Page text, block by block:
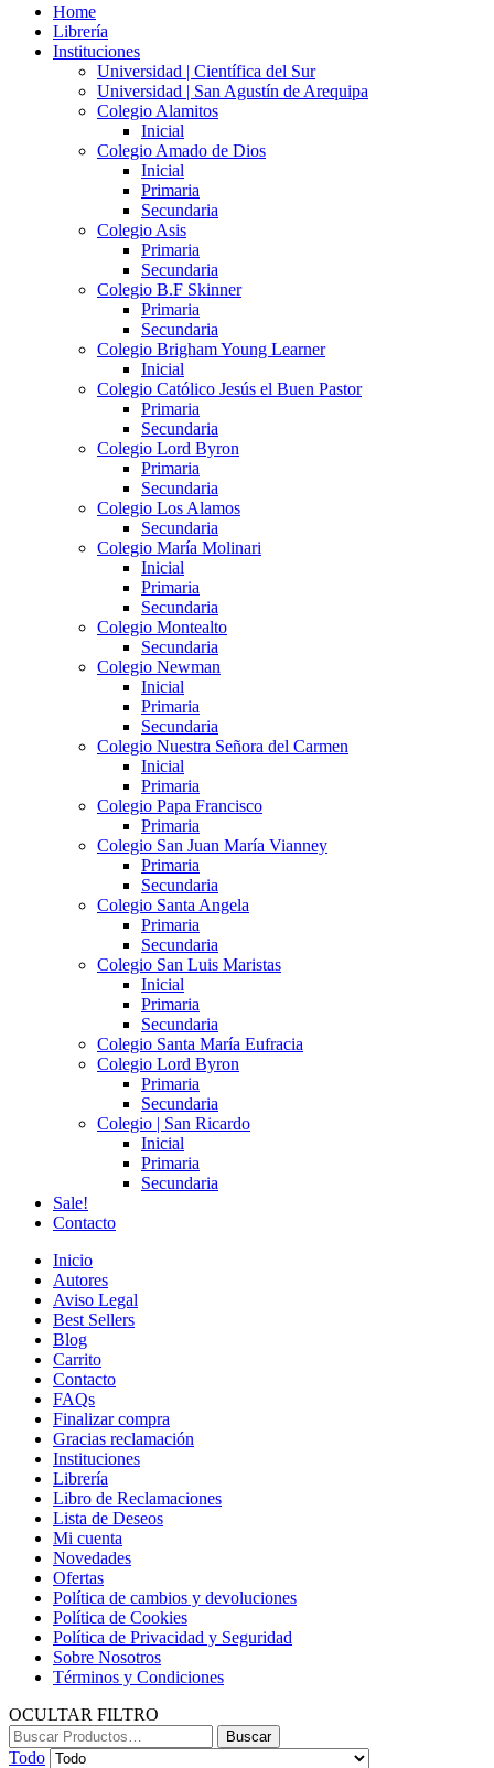
Home
Librería
Instituciones
Universidad | Científica del Sur
Universidad | San Agustín de Arequipa
Colegio Alamitos
Inicial
Colegio Amado de Dios
Inicial
Primaria
Secundaria
Colegio Asis
Primaria
Secundaria
Colegio B.F Skinner
Primaria
Secundaria
Colegio Brigham Young Learner
Inicial
Colegio Católico Jesús el Buen Pastor
Primaria
Secundaria
Colegio Lord Byron
Primaria
Secundaria
Colegio Los Alamos
Secundaria
Colegio María Molinari
Inicial
Primaria
Secundaria
Colegio Montealto
Secundaria
Colegio Newman
Inicial
Primaria
Secundaria
Colegio Nuestra Señora del Carmen
Inicial
Primaria
Colegio Papa Francisco
Primaria
Colegio San Juan María Vianney
Primaria
Secundaria
Colegio Santa Angela
Primaria
Secundaria
Colegio San Luis Maristas
Inicial
Primaria
Secundaria
Colegio Santa María Eufracia
Colegio Lord Byron
Primaria
Secundaria
Colegio | San Ricardo
Inicial
Primaria
Secundaria
Sale!
Contacto
Inicio
Autores
Aviso Legal
Best Sellers
Blog
Carrito
Contacto
FAQs
Finalizar compra
Gracias reclamación
Instituciones
Librería
Libro de Reclamaciones
Lista de Deseos
Mi cuenta
Novedades
Ofertas
Política de cambios y devoluciones
Política de Cookies
Política de Privacidad y Seguridad
Sobre Nosotros
Términos y Condiciones
OCULTAR FILTRO
Buscar:
Buscar
Todo